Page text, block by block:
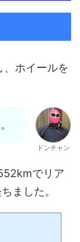
ホイールを
ドンチャン
でリア
ました。